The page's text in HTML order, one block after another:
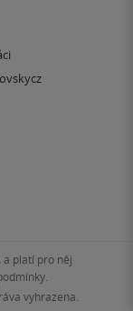
a platí pro něj
.
vyhrazena.